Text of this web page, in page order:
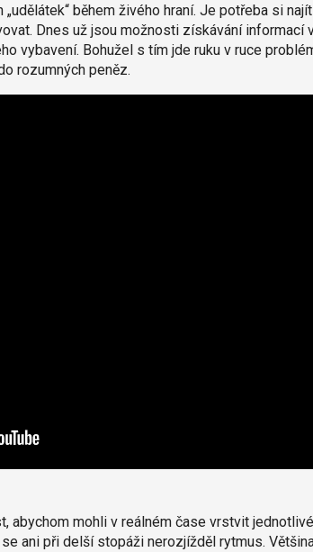
během živého hraní. Je potřeba si
Dnes už jsou možnosti získávání informací
vybavení. Bohužel s tím jde ruku v ruce
rozumných peněz.
abychom mohli v reálném čase vrstvit
ani při delší stopáži nerozjížděl rytmus.